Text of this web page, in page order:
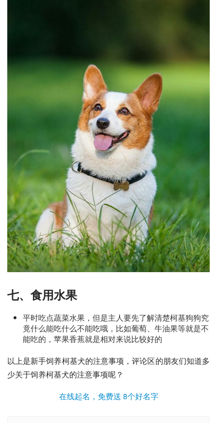
七、食用水果
平时吃点蔬菜水果，但是主人要先了解清楚柯基狗狗究
竟什么能吃什么不能吃哦，比如葡萄、牛油果等就是不
能吃的，苹果香蕉就是相对来说比较好的
以上是新手饲养柯基犬的注意事项，评论区的朋友们知道多
少关于饲养柯基犬的注意事项呢？
在线起名，免费送 8个好名字